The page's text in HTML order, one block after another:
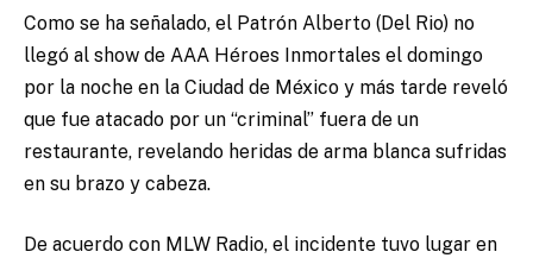
Como se ha señalado, el Patrón Alberto (Del Rio) no
llegó al show de AAA Héroes Inmortales el domingo
por la noche en la Ciudad de México y más tarde reveló
que fue atacado por un “criminal” fuera de un
restaurante, revelando heridas de arma blanca sufridas
en su brazo y cabeza.
De acuerdo con MLW Radio, el incidente tuvo lugar en